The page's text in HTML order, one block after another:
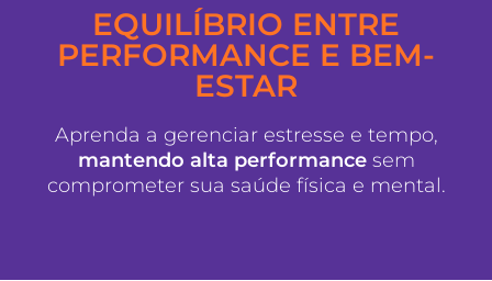
EQUILÍBRIO ENTRE
PERFORMANCE E BEM-
ESTAR
Aprenda a gerenciar estresse e tempo,
mantendo alta performancesem
comprometer sua saúde física e mental.